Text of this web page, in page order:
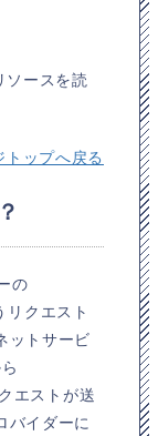
ソースを読
ップへ戻る
の
リクエスト
ットサービ
エストが送
バイダーに